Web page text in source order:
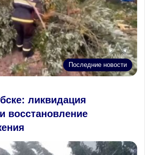
Последние новости
ликвидация
восстановление